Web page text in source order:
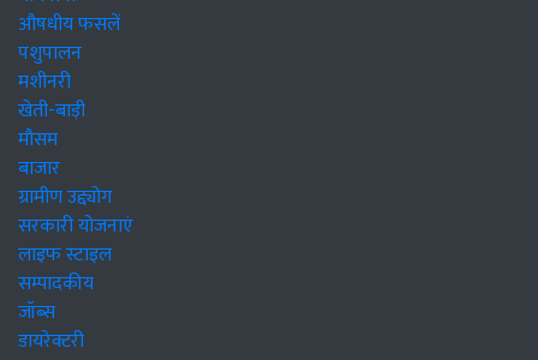
औषधीय फसलें
पशुपालन
मशीनरी
खेती-बाड़ी
मौसम
बाजार
ग्रामीण उद्द्योग
सरकारी योजनाएं
लाइफ स्टाइल
सम्पादकीय
जॉब्स
डायरेक्टरी